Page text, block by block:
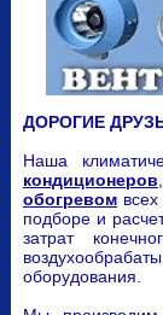
ДОРОГИЕ
Наша
кондиционеров
обогревом
подборе и
затрат
оборудования.